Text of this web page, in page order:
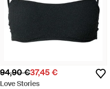
94,90 €37,45 €
Love Stories